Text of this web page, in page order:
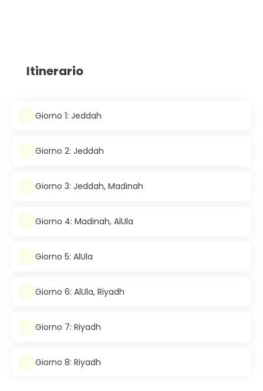
Itinerario
Giorno 1: Jeddah
Giorno 2: Jeddah
Giorno 3: Jeddah, Madinah
Giorno 4: Madinah, AlUla
Giorno 5: AlUla
Giorno 6: AlUla, Riyadh
Giorno 7: Riyadh
Giorno 8: Riyadh